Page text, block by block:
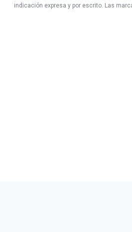
indicación expresa y por escrito. Las